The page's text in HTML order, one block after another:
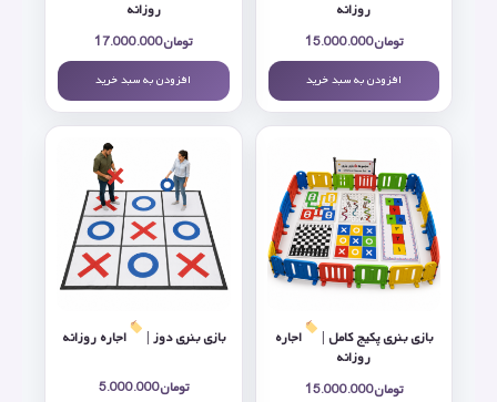
روزانه
تومان15.000.000
افزودن به سبد خرید
روزانه
تومان17.000.000
افزودن به سبد خرید
بازی بنری پکیج کامل |
اجاره
روزانه
تومان15.000.000
بازی بنری دوز | اجاره روزانه
تومان5.000.000